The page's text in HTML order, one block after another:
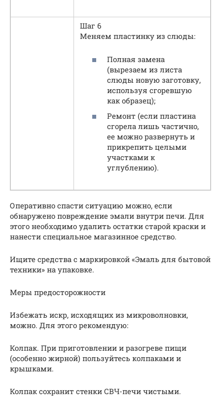
Шаг 6
Меняем пластинку из слюды:
Полная замена
(вырезаем из листа
слюды новую заготовку,
используя сгоревшую
как образец);
Ремонт (если пластина
сгорела лишь частично,
ее можно развернуть и
прикрепить целыми
участками к
углублению).
Оперативно спасти ситуацию можно, если
обнаружено повреждение эмали внутри печи. Для
этого необходимо удалить остатки старой краски и
нанести специальное магазинное средство.
Ищите средства с маркировкой «Эмаль для бытовой
техники» на упаковке.
Меры предосторожности
Избежать искр, исходящих из микроволновки,
можно. Для этого рекомендую:
Колпак. При приготовлении и разогреве пищи
(особенно жирной) пользуйтесь колпаками и
крышками.
Колпак сохранит стенки СВЧ-печи чистыми.